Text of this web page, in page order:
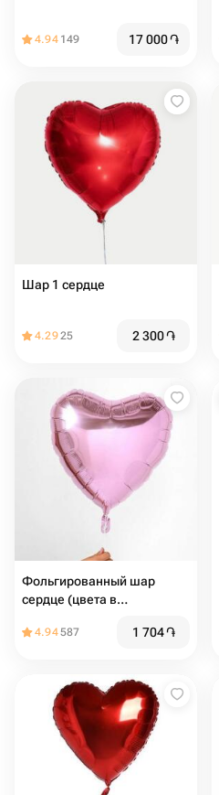
4.94 149 17 000֏
Шар 1 сердце
4.2925 2 300֏
Фольгированный шар
сердце (цвета в
4.94587 1 704֏